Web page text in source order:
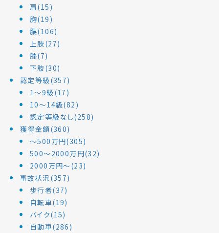
肩(15)
胸(19)
腰(106)
上肢(27)
膝(7)
下肢(30)
認定等級(357)
1～9級(17)
10～14級(82)
認定等級なし(258)
獲得金額(360)
～500万円(305)
500～2000万円(32)
2000万円～(23)
事故状況(357)
歩行者(37)
自転車(19)
バイク(15)
自動車(286)